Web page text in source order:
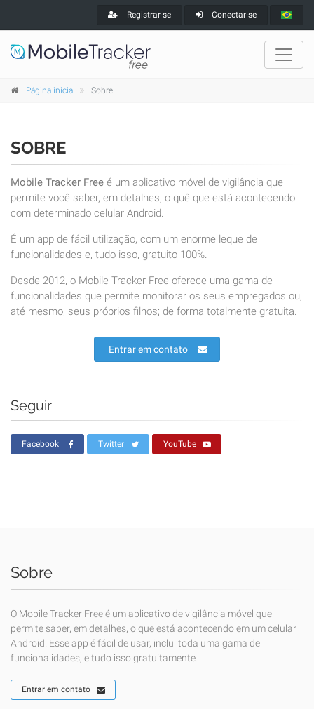
Registrar-se Conectar-se
Página inicial Sobre
SOBRE
Mobile Tracker Free é um aplicativo móvel de vigilância que
permite você saber, em detalhes, o quê que está acontecendo
com determinado celular Android.
É um app de fácil utilização, com um enorme leque de
funcionalidades e, tudo isso, gratuito 100%.
Desde 2012, o Mobile Tracker Free oferece uma gama de
funcionalidades que permite monitorar os seus empregados ou,
até mesmo, seus próprios filhos; de forma totalmente gratuita.
Entrar em contato
Seguir
Facebook Twitter YouTube
Sobre
O Mobile Tracker Free é um aplicativo de vigilância móvel que
permite saber, em detalhes, o que está acontecendo em um celular
Android. Esse app é fácil de usar, inclui toda uma gama de
funcionalidades, e tudo isso gratuitamente.
Entrar em contato